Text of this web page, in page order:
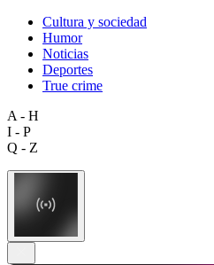
Cultura y sociedad
Humor
Noticias
Deportes
True crime
A - H
I - P
Q - Z